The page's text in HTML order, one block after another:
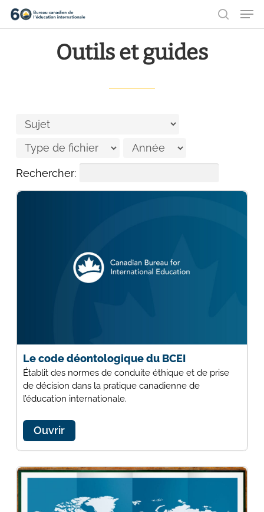
Aller
au
Outils et guides
Rechercher:
Le code déontologique du BCEI
Établit des normes de conduite éthique et de prise
de décision dans la pratique canadienne de
l’éducation internationale.
Ouvrir